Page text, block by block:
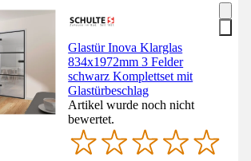
Glastür Inova Klarglas
834x1972mm 3 Felder
schwarz Komplettset mit
Glastürbeschlag
Artikel wurde noch nicht
bewertet.